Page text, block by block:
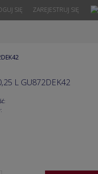
ZAREJESTRUJ SIĘ
SIĘ
L GU872DEK42